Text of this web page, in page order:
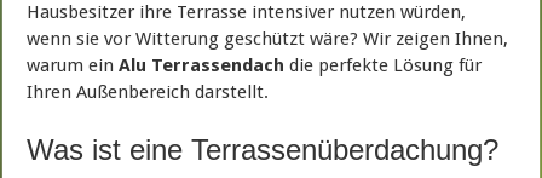
Hausbesitzer ihre Terrasse intensiver nutzen würden,
wenn sie vor Witterung geschützt wäre? Wir zeigen Ihnen,
warum einAlu Terrassendach die perfekte Lösung für
Ihren Außenbereich darstellt.
Was ist eine Terrassenüberdachung?